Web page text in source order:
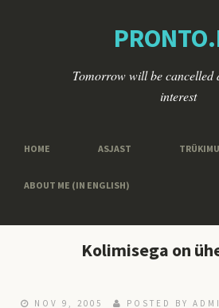
Tomorrow will be cancelled
interest
HOME ASJAST
ABOUT ME (IN ENGLISH)
Kolimisega on
NOV 9, 2005 POSTED BY